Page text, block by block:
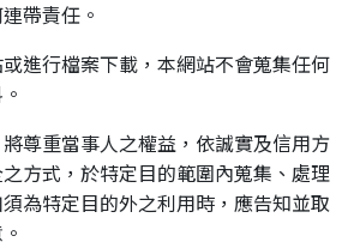
帶責任。
進行檔案下載，本網站不會蒐集任何
尊重當事人之權益，依誠實及信用方
方式，於特定目的範圍內蒐集、處理
為特定目的外之利用時，應告知並取